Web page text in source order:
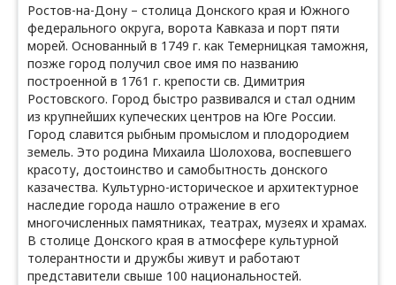
Ростов-на-Дону – столица Донского края и Южного
федерального округа, ворота Кавказа и порт пяти
морей. Основанный в 1749 г. как Темерницкая таможня,
позже город получил свое имя по названию
построенной в 1761 г. крепости св. Димитрия
Ростовского. Город быстро развивался и стал одним
из крупнейших купеческих центров на Юге России.
Город славится рыбным промыслом и плодородием
земель. Это родина Михаила Шолохова, воспевшего
красоту, достоинство и самобытность донского
казачества. Культурно-историческое и архитектурное
наследие города нашло отражение в его
многочисленных памятниках, театрах, музеях и храмах.
В столице Донского края в атмосфере культурной
толерантности и дружбы живут и работают
представители свыше 100 национальностей.